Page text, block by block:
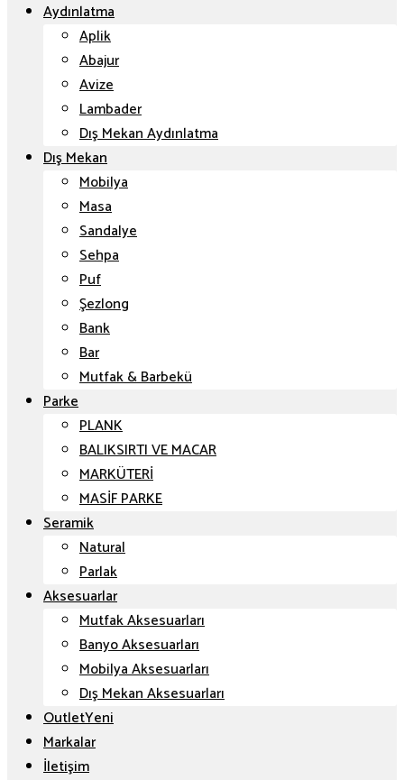
Aydınlatma
Aplik
Abajur
Avize
Lambader
Dış Mekan Aydınlatma
Dış Mekan
Mobilya
Masa
Sandalye
Sehpa
Puf
Şezlong
Bank
Bar
Mutfak & Barbekü
Parke
PLANK
BALIKSIRTI VE MACAR
MARKÜTERİ
MASİF PARKE
Seramik
Natural
Parlak
Aksesuarlar
Mutfak Aksesuarları
Banyo Aksesuarları
Mobilya Aksesuarları
Dış Mekan Aksesuarları
Outlet
Markalar
İletişim